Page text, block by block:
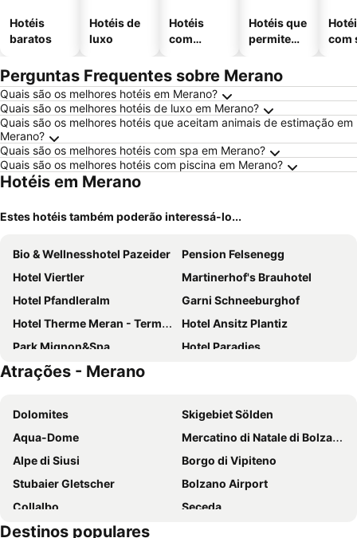
Hotéis
baratos
Hotéis de
luxo
Hotéis
com
Hotéis que
permitem
com
Perguntas Frequentes sobre Merano
Quais são os melhores hotéis em Merano?
Quais são os melhores hotéis de luxo em Merano?
Quais são os melhores hotéis que aceitam animais de estimação em
Merano?
Quais são os melhores hotéis com spa em Merano?
Quais são os melhores hotéis com piscina em Merano?
Hotéis em Merano
Estes hotéis também poderão interessá-lo...
Bio & Wellnesshotel Pazeider
Pension Felsenegg
Hotel Viertler
Martinerhof's Brauhotel
Hotel Pfandleralm
Garni Schneeburghof
Hotel Therme Meran - Terme Merano
Hotel Ansitz Plantiz
Park Mignon&Spa
Hotel Paradies
Hotel Garni Lichtenau
Hotel Isabella
Hotel Aurora
City Hotel Merano
Hotel Schönbrunn
Hotel Meranerhof
Hotel Cavallino S'Rössl
Villa Sabine
Europa Splendid
Hotel Mignon Meran Park & Spa
Prinz Rudolf Smart Hotel
Guesthouse Suiteseven
Atrações - Merano
Dolomites
Skigebiet Sölden
Aqua-Dome
Mercatino di Natale di Bolzano
Alpe di Siusi
Borgo di Vipiteno
Stubaier Gletscher
Bolzano Airport
Collalbo
Seceda
Centro storico
Destinos populares